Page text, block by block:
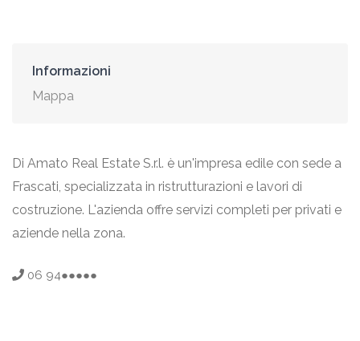
Informazioni
Mappa
Di Amato Real Estate S.r.l. è un'impresa edile con sede a
Frascati, specializzata in ristrutturazioni e lavori di
costruzione. L'azienda offre servizi completi per privati e
aziende nella zona.
06 94●●●●●